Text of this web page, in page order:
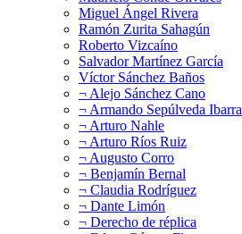
Miguel Ángel Rivera
Ramón Zurita Sahagún
Roberto Vizcaíno
Salvador Martínez García
Víctor Sánchez Baños
¬ Alejo Sánchez Cano
¬ Armando Sepúlveda Ibarra
¬ Arturo Nahle
¬ Arturo Ríos Ruiz
¬ Augusto Corro
¬ Benjamín Bernal
¬ Claudia Rodríguez
¬ Dante Limón
¬ Derecho de réplica